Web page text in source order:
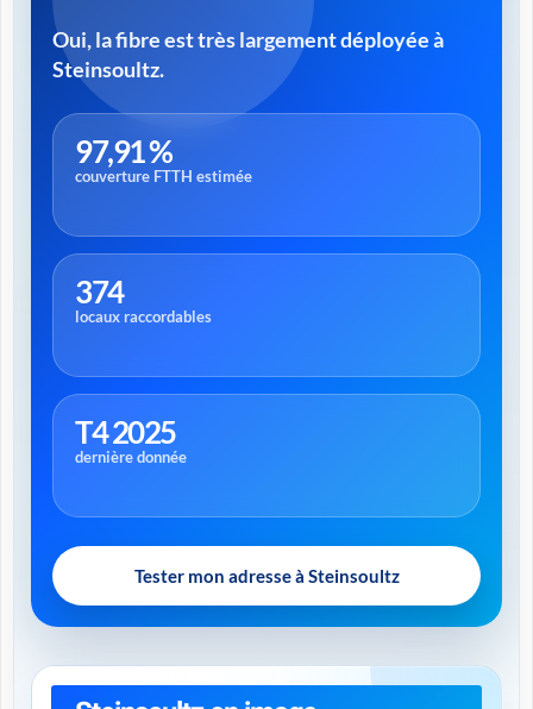
Oui, la fibre est très largement déployée à
Steinsoultz.
97,91 %
couverture FTTH estimée
374
locaux raccordables
T4 2025
dernière donnée
Tester mon adresse à Steinsoultz